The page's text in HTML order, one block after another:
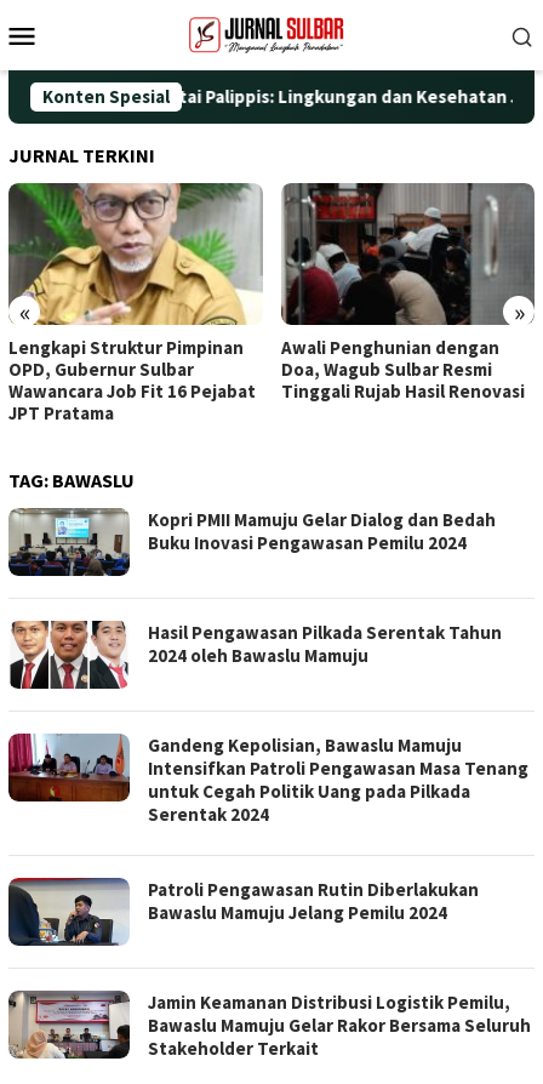
ke
Mobile
Konten Spesial
Nyata di Pantai Palippis: Lingkungan dan Kesehatan Jadi
JURNAL TERKINI
« »
Lengkapi Struktur Pimpinan
OPD, Gubernur Sulbar
Wawancara Job Fit 16 Pejabat
JPT Pratama
Awali Penghunian dengan
Doa, Wagub Sulbar Resmi
Tinggali Rujab Hasil Renovasi
TAG: BAWASLU
Kopri PMII Mamuju Gelar Dialog dan Bedah
Buku Inovasi Pengawasan Pemilu 2024
Hasil Pengawasan Pilkada Serentak Tahun
2024 oleh Bawaslu Mamuju
Gandeng Kepolisian, Bawaslu Mamuju
Intensifkan Patroli Pengawasan Masa Tenang
untuk Cegah Politik Uang pada Pilkada
Serentak 2024
Patroli Pengawasan Rutin Diberlakukan
Bawaslu Mamuju Jelang Pemilu 2024
Jamin Keamanan Distribusi Logistik Pemilu,
Bawaslu Mamuju Gelar Rakor Bersama Seluruh
Stakeholder Terkait